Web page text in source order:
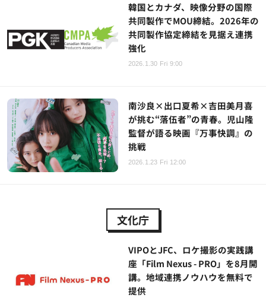
韓国とカナダ、映像分野の国際
共同製作でMOU締結。2026年の
共同製作協定締結を見据え連携
強化
2026.1.30 Fri 9:00
南沙良×出口夏希×吉田美月喜
が挑む“落伍者”の青春。児山隆
監督が語る映画『万事快調』の
挑戦
2026.1.23 Fri 12:00
文化庁
VIPOとJFC、ロケ撮影の実践講
座「Film Nexus - PRO」を8月開
講。地域連携ノウハウを無料で
提供